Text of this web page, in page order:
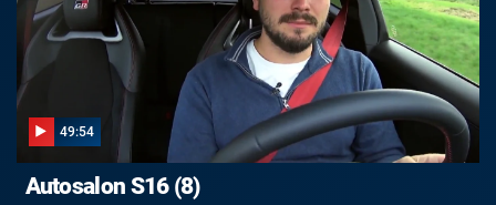
49:54
Autosalon S16 (8)